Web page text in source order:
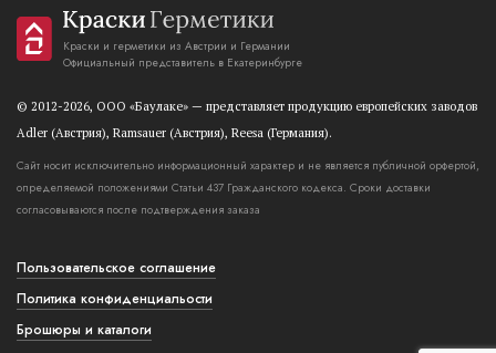
Краски и герметики из Австрии и Германии
Официальный представитель в Екатеринбурге
© 2012-2026, OOO «Баулаке» — представляет продукцию европейских заводов
Adler (Австрия), Ramsauer (Австрия), Reesa (Германия).
Сайт носит исключительно информационный характер и не является публичной орфертой,
определяемой положениями Статьи 437 Гражданского кодекса. Сроки доставки
согласовываются после подтверждения заказа
Пользовательское соглашение
Политика конфиденциальости
Брошюры и каталоги